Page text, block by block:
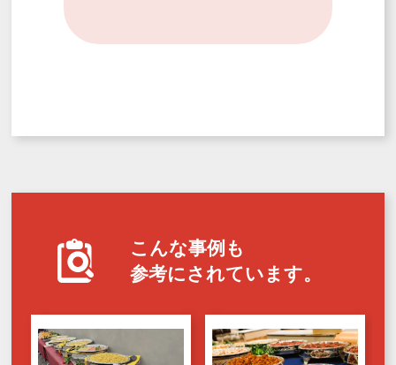
こんな事例も
参考にされています。